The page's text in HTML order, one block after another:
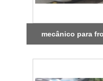
mecânico para